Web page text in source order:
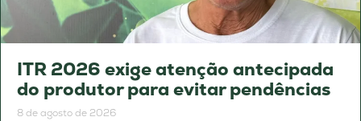
ITR 2026 exige atenção antecipada
do produtor para evitar pendências
8 de agosto de 2026